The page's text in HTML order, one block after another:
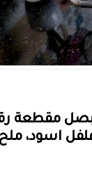
مقطعة
اسود،